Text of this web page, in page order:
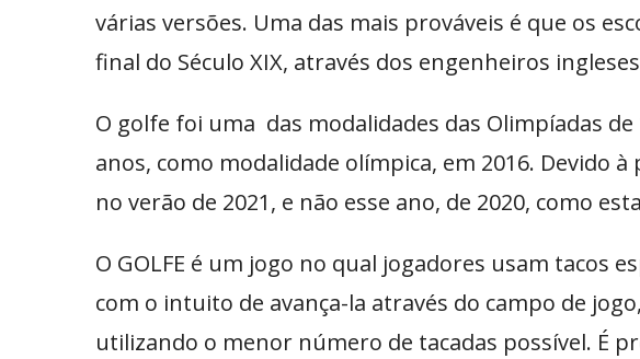
várias versões. Uma das mais prováveis é que os
final do Século XIX, através dos engenheiros
O golfe foi uma das modalidades das Olimpíadas
anos, como modalidade olímpica, em 2016. Devido
no verão de 2021, e não esse ano, de 2020, como
O GOLFE é um jogo no qual jogadores usam tacos
com o intuito de avança-la através do campo de
utilizando o menor número de tacadas possível. É